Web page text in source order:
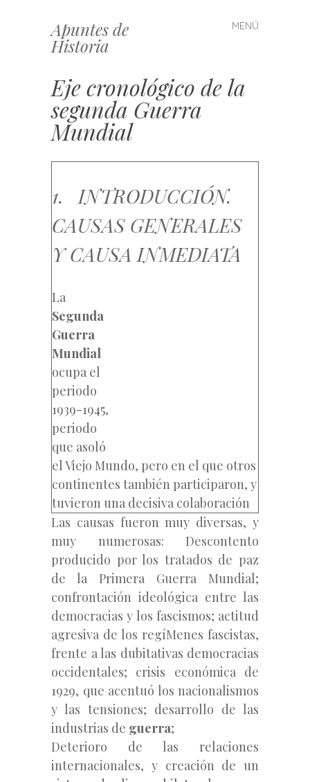
Apuntes de
Historia
MENÚ
Saltar
al
Eje cronológico de la
segunda Guerra
Mundial
1. INTRODUCCIÓN.
CAUSAS GENERALES
Y CAUSA INMEDIATA
La
Segunda
Guerra
Mundial
ocupa el
periodo
1939-1945,
periodo
que asoló
el Viejo Mundo, pero en el que otros
continentes también participaron, y
tuvieron una decisiva colaboración
Las causas fueron muy diversas, y
muy numerosas: Descontento
producido por los tratados de paz
de la Primera Guerra Mundial;
confrontación ideológica entre las
democracias y los fascismos; actitud
agresiva de los regíMenes fascistas,
frente a las dubitativas democracias
occidentales; crisis económica de
1929, que acentuó los nacionalismos
y las tensiones; desarrollo de las
industrias de guerra;
Deterioro de las relaciones
internacionales, y creación de un